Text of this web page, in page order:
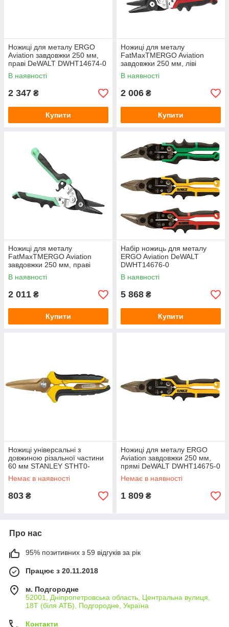
Ножиці для металу ERGO
Aviation завдовжки 250 мм,
праві DeWALT DWHT14674-0
В наявності
2 347 ₴
Купити
Ножиці для металу
FatMaxTMERGO Aviation
завдовжки 250 мм, ліві
STANLEY FMHT73755-0
В наявності
2 006 ₴
Купити
Ножиці для металу
FatMaxTMERGO Aviation
завдовжки 250 мм, праві
STANLEY FMHT73557-0
В наявності
2 011 ₴
Купити
Набір ножиць для металу
ERGO Aviation DeWALT
DWHT14676-0
В наявності
5 868 ₴
Купити
Ножиці універсальні з
довжиною різальної частини
60 мм STANLEY STHT0-
14103
Немає в наявності
803 ₴
Ножиці для металу ERGO
Aviation завдовжки 250 мм,
прямі DeWALT DWHT14675-0
Немає в наявності
1 809 ₴
Про нас
95% позитивних з 59 відгуків за рік
Працює з 20.11.2018
м. Подгородне
52001, Дніпропетровська область, Центральна вулиця,
18Т (біля АТБ), Подгородне, Україна
Контакти